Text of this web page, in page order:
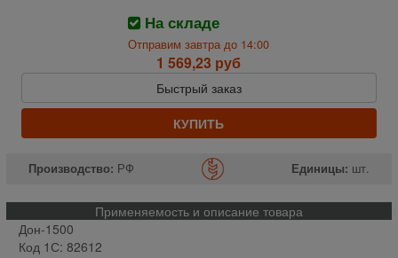
На складе
Отправим завтра до 14:00
1 569,23 руб
Быстрый заказ
КУПИТЬ
Производство: РФ Единицы: шт.
Применяемость и описание товара
Дон-1500
Код 1С: 82612